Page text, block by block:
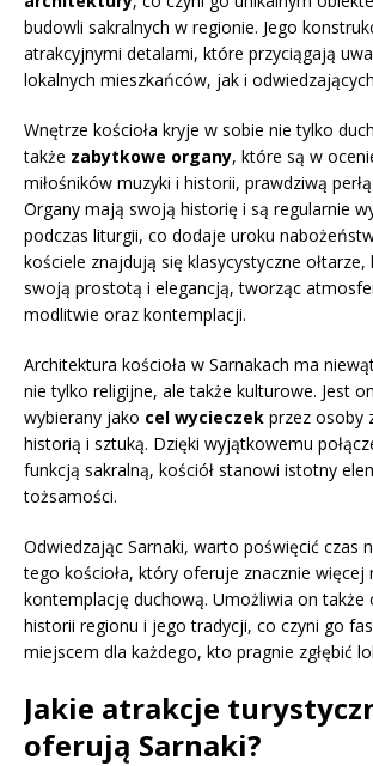
budowli sakralnych w regionie. Jego
atrakcyjnymi detalami, które przyciągają
lokalnych mieszkańców, jak i
Wnętrze kościoła kryje w sobie nie tylko
także zabytkowe organy, które są w
miłośników muzyki i historii, prawdziwą
Organy mają swoją historię i są regularnie
podczas liturgii, co dodaje uroku
kościele znajdują się klasycystyczne
swoją prostotą i elegancją, tworząc
modlitwie oraz kontemplacji.
Architektura kościoła w Sarnakach ma
nie tylko religijne, ale także kulturowe. Jest
wybierany jako cel wycieczek przez osoby
historią i sztuką. Dzięki wyjątkowemu
funkcją sakralną, kościół stanowi istotny
tożsamości.
Odwiedzając Sarnaki, warto poświęcić czas
tego kościoła, który oferuje znacznie więcej
kontemplację duchową. Umożliwia on także
historii regionu i jego tradycji, co czyni go
miejscem dla każdego, kto pragnie zgłębić
Jakie atrakcje
oferują Sarnaki?